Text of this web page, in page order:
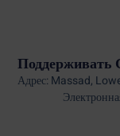
Поддерживать
Адрес: Massad,